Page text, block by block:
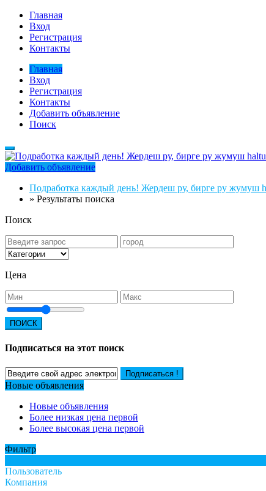
Главная
Вход
Регистрация
Контакты
Главная
Вход
Регистрация
Контакты
Добавить объявление
Поиск
Добавить объявление
Подработка каждый день! Жердеш ру, бирге ру жумуш
» Результаты поиска
Поиск
Цена
ПОИСК
Подписаться на этот поиск
Подписаться !
Новые объявления
Новые объявления
Более низкая цена первой
Более высокая цена первой
Фильтр
Пользователь
Компания